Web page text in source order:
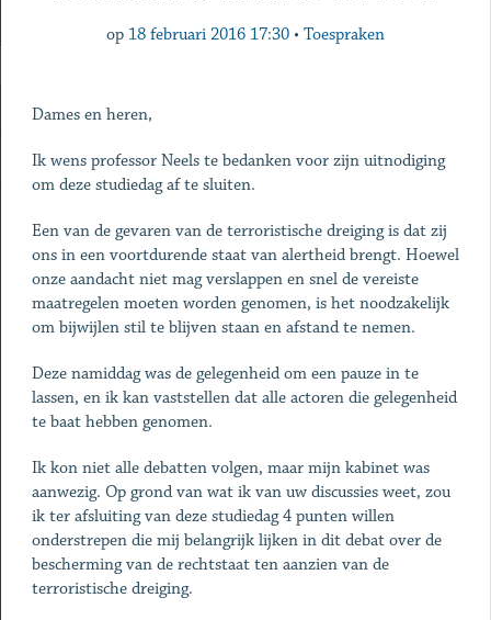
op 18 februari 2016 17:30 • Toespraken
Dames en heren,
Ik wens professor Neels te bedanken voor zijn uitnodiging
om deze studiedag af te sluiten.
Een van de gevaren van de terroristische dreiging is dat zij
ons in een voortdurende staat van alertheid brengt. Hoewel
onze aandacht niet mag verslappen en snel de vereiste
maatregelen moeten worden genomen, is het noodzakelijk
om bijwijlen stil te blijven staan en afstand te nemen.
Deze namiddag was de gelegenheid om een pauze in te
lassen, en ik kan vaststellen dat alle actoren die gelegenheid
te baat hebben genomen.
Ik kon niet alle debatten volgen, maar mijn kabinet was
aanwezig. Op grond van wat ik van uw discussies weet, zou
ik ter afsluiting van deze studiedag 4 punten willen
onderstrepen die mij belangrijk lijken in dit debat over de
bescherming van de rechtstaat ten aanzien van de
terroristische dreiging.